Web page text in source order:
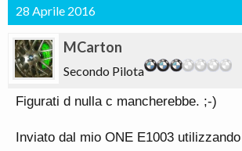
28 Aprile 2016
MCarton
Secondo Pilota
Figurati d nulla c mancherebbe. ;-)
Inviato dal mio ONE E1003